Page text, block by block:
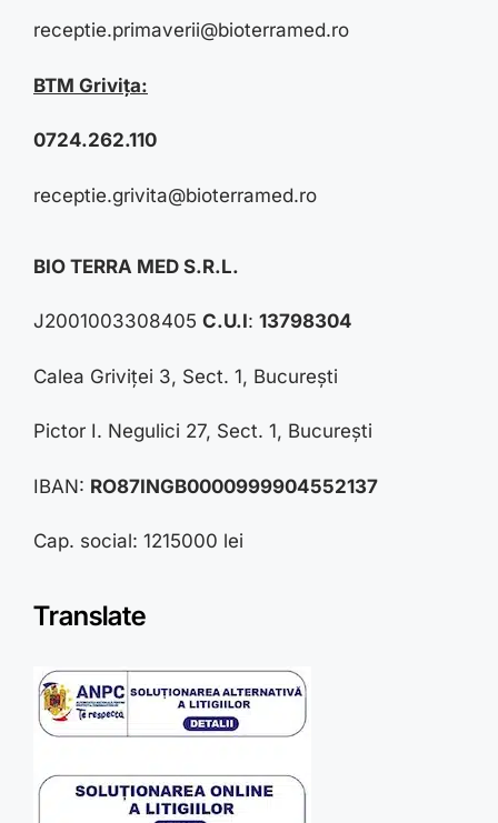
receptie.primaverii@bioterramed.ro
BTM Grivița:
0724.262.110
receptie.grivita@bioterramed.ro
BIO TERRA MED S.R.L.
J2001003308405 C.U.I: 13798304
Calea Griviței 3, Sect. 1, București
Pictor I. Negulici 27, Sect. 1, București
IBAN: RO87INGB0000999904552137
Cap. social: 1215000 lei
Translate